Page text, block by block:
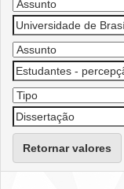
Retornar valores